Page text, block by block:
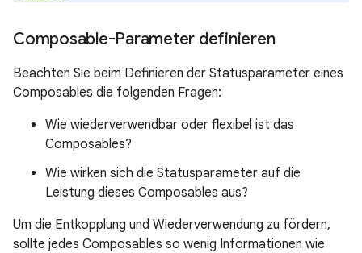
Composable-Parameter definieren
Beachten Sie beim Definieren der Statusparameter eines
Composables die folgenden Fragen:
Wie wiederverwendbar oder flexibel ist das
Composables?
Wie wirken sich die Statusparameter auf die
Leistung dieses Composables aus?
Um die Entkopplung und Wiederverwendung zu fördern,
sollte jedes Composables so wenig Informationen wie